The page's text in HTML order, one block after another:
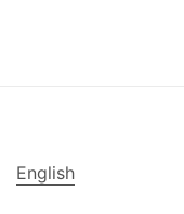
English